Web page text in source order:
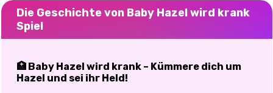
Die Geschichte von Baby Hazel wird krank
Spiel
🏥 Baby Hazel wird krank – Kümmere dich um
Hazel und sei ihr Held!